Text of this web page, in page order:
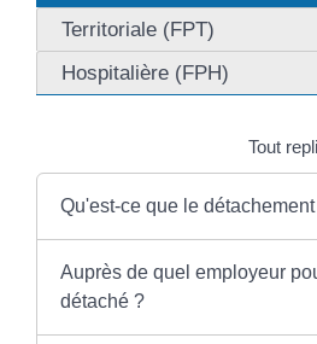
Territoriale (FPT)
Hospitalière (FPH)
Tout
Qu'est-ce que le
Auprès de quel employeur
détaché ?